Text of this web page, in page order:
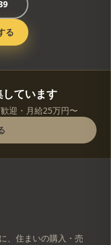
る
ています
迎・月給25万円〜
、住まいの購入・売